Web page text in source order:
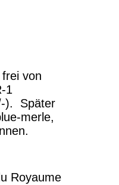
von
1
). Später
merle,
Royaume